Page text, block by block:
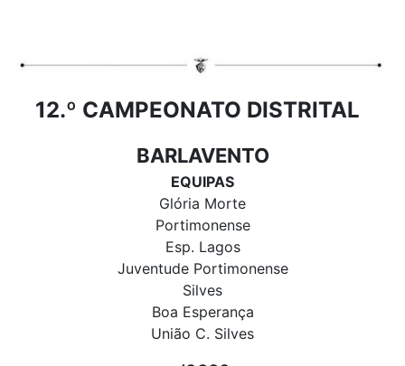
12.º CAMPEONATO DISTRITAL
BARLAVENTO
EQUIPAS
Glória Morte
Portimonense
Esp. Lagos
Juventude Portimonense
Silves
Boa Esperança
União C. Silves